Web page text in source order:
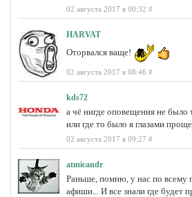
02 августа 2017 в 00:32 #
HARVAT
Оторвался ваще!
02 августа 2017 в 08:46 #
kds72
а чё нигде оповещения не было
или где то было я глазами
02 августа 2017 в 09:27 #
atmicandr
Раньше, помню, у нас по всему
афиши... И все знали где будет